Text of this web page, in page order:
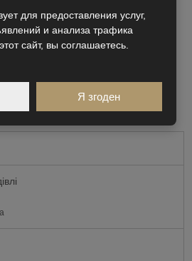
для предоставления услуг,
и анализа трафика
сайт, вы соглашаетесь.
Я згоден